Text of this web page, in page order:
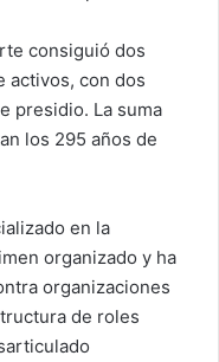
consiguió dos
activos, con dos
presidio. La suma
los 295 años de
en la
organizado y ha
organizaciones
de roles